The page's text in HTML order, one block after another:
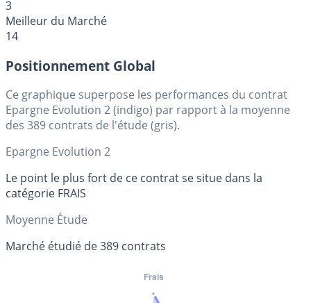
3
Meilleur du Marché
14
Positionnement Global
Ce graphique superpose les performances du contrat
Epargne Evolution 2 (indigo) par rapport à la moyenne
des 389 contrats de l'étude (gris).
Epargne Evolution 2
Le point le plus fort de ce contrat se situe dans la
catégorie FRAIS
Moyenne Étude
Marché étudié de 389 contrats